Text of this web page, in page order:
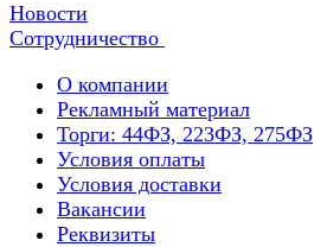
Новости
Сотрудничество
О компании
Рекламный материал
Торги: 44ФЗ, 223ФЗ, 275ФЗ
Условия оплаты
Условия доставки
Вакансии
Реквизиты